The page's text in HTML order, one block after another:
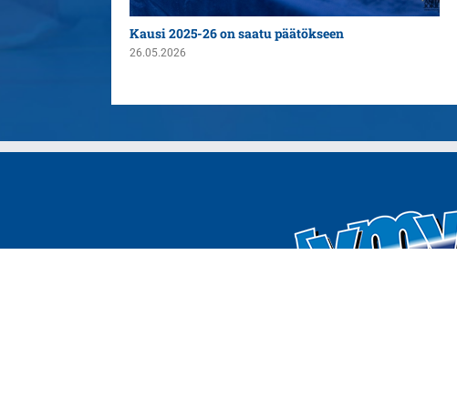
Kausi 2025-26 on saatu päätökseen
26.05.2026